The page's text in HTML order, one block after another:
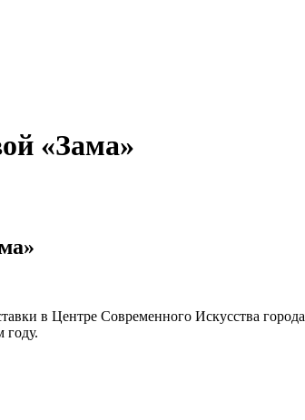
«Зама»
в Центре Современного Искусства
году.